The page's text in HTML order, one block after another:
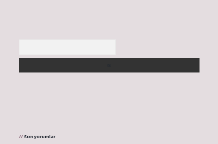
Son yorumlar